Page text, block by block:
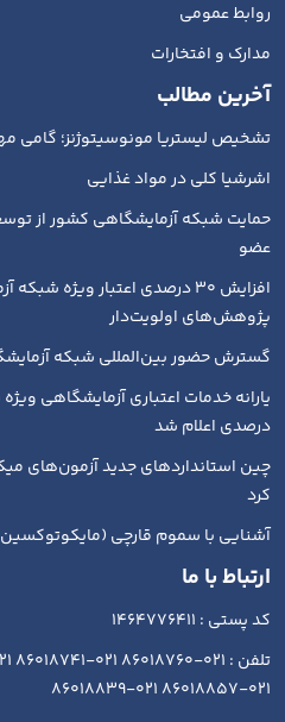
روابط عمومی
مدارک و افتخارات
آخرین مطالب
تشخیص لیستریا مونوسیتوژنز؛ گامی
اشرشیا کلی در مواد غذایی
حمایت شبکه آزمایشگاهی کشور از
عضو
افزایش ۳۰ درصدی اعتبار ویژه
پژوهش‌های اولویت‌دار
گسترش حضور بین‌المللی شبکه
درصدی اعلام شد
چین استانداردهای جدید آزمون‌های
کرد
آشنایی با سموم قارچی
ارتباط با ما
کد پستی : 1464776411
021-86018857 021-86018839